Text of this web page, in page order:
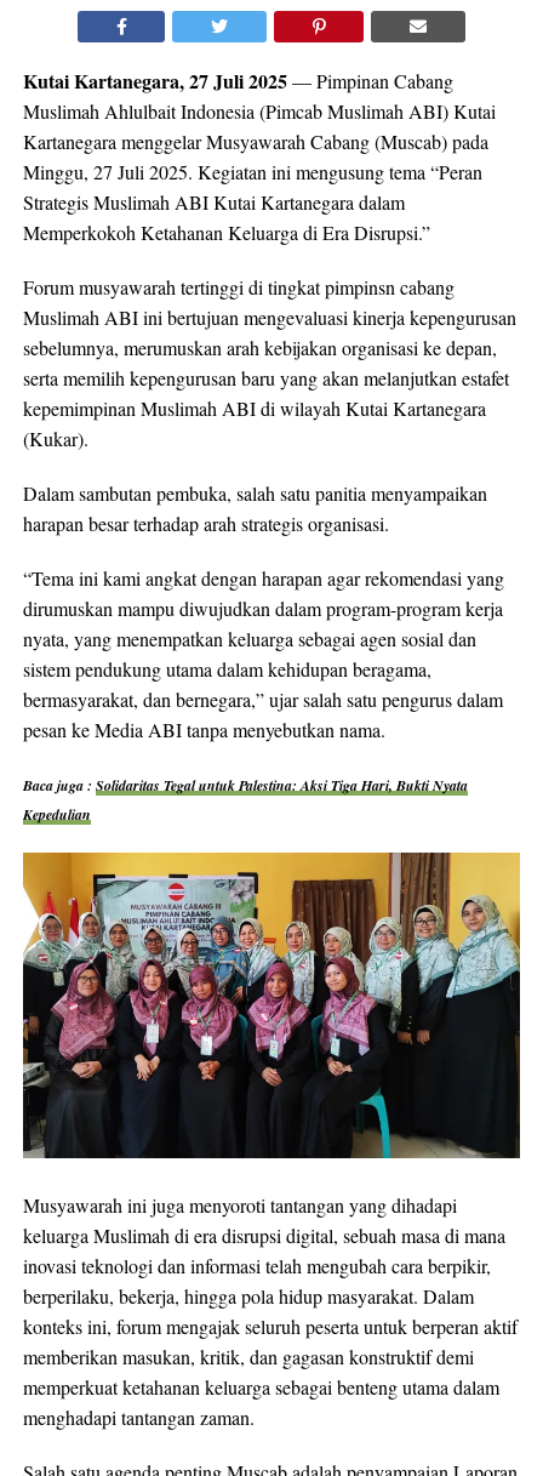
Kutai Kartanegara, 27 Juli 2025— Pimpinan Cabang
Muslimah Ahlulbait Indonesia (Pimcab Muslimah ABI) Kutai
Kartanegara menggelar Musyawarah Cabang (Muscab) pada
Minggu, 27 Juli 2025. Kegiatan ini mengusung tema “Peran
Strategis Muslimah ABI Kutai Kartanegara dalam
Memperkokoh Ketahanan Keluarga di Era Disrupsi.”
Forum musyawarah tertinggi di tingkat pimpinsn cabang
Muslimah ABI ini bertujuan mengevaluasi kinerja kepengurusan
sebelumnya, merumuskan arah kebijakan organisasi ke depan,
serta memilih kepengurusan baru yang akan melanjutkan estafet
kepemimpinan Muslimah ABI di wilayah Kutai Kartanegara
(Kukar).
Dalam sambutan pembuka, salah satu panitia menyampaikan
harapan besar terhadap arah strategis organisasi.
“Tema ini kami angkat dengan harapan agar rekomendasi yang
dirumuskan mampu diwujudkan dalam program-program kerja
nyata, yang menempatkan keluarga sebagai agen sosial dan
sistem pendukung utama dalam kehidupan beragama,
bermasyarakat, dan bernegara,” ujar salah satu pengurus dalam
pesan ke Media ABI tanpa menyebutkan nama.
Baca juga : Solidaritas Tegal untuk Palestina: Aksi Tiga Hari, Bukti Nyata
Kepedulian
Musyawarah ini juga menyoroti tantangan yang dihadapi
keluarga Muslimah di era disrupsi digital, sebuah masa di mana
inovasi teknologi dan informasi telah mengubah cara berpikir,
berperilaku, bekerja, hingga pola hidup masyarakat. Dalam
konteks ini, forum mengajak seluruh peserta untuk berperan aktif
memberikan masukan, kritik, dan gagasan konstruktif demi
memperkuat ketahanan keluarga sebagai benteng utama dalam
menghadapi tantangan zaman.